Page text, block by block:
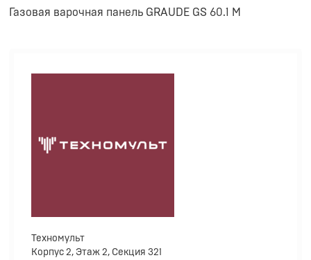
Газовая варочная панель GRAUDE GS 60.1 M
Техномульт
Корпус 2, Этаж 2, Секция 321